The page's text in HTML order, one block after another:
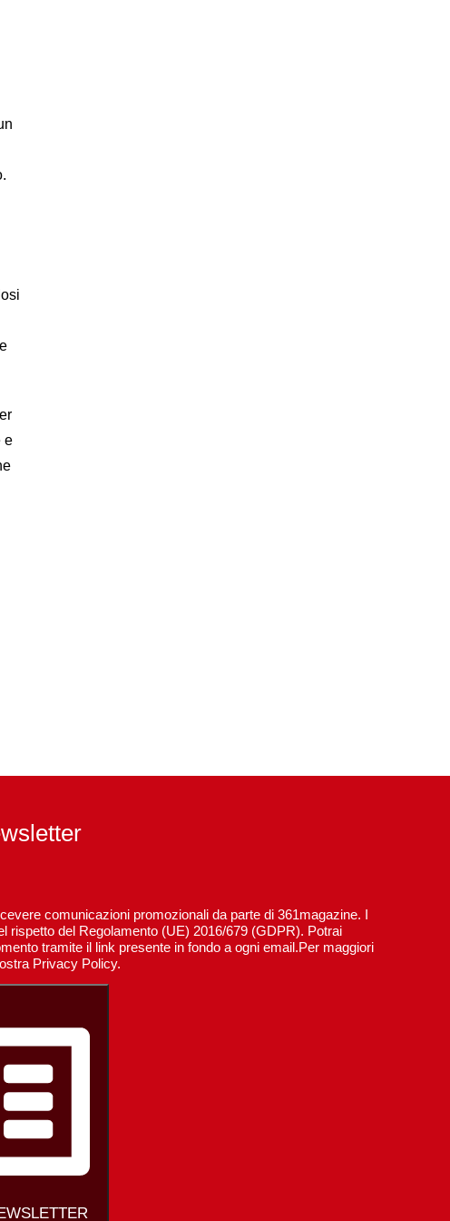
e
comunicazioni promozionali da parte di 361magazine. I
rispetto del Regolamento (UE) 2016/679 (GDPR). Potrai
tramite il link presente in fondo a ogni email.Per maggiori
Privacy Policy.